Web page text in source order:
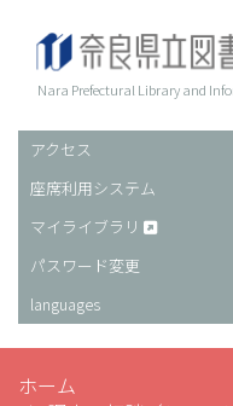
Nara Prefectural Library and
ヘ
ッ
ダ
ー
アクセス
座席利用システム
マイライブラリ
パスワード変更
languages
ホーム